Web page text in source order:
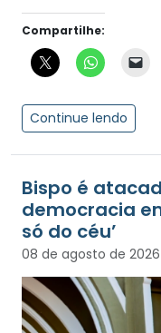
Compartilhe:
Continue lendo
Bispo é
democracia
só do céu’
08 de agosto de 2026